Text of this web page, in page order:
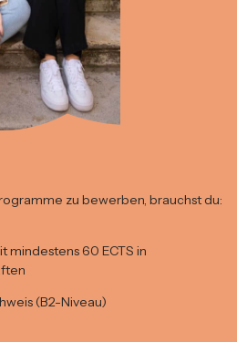
zu bewerben, brauchst du:
mindestens 60 ECTS in
(B2-Niveau)